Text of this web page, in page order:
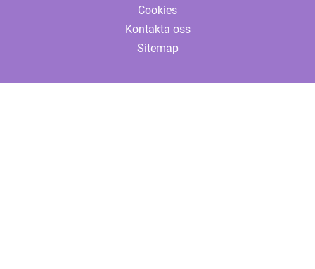
Cookies
Kontakta oss
Sitemap